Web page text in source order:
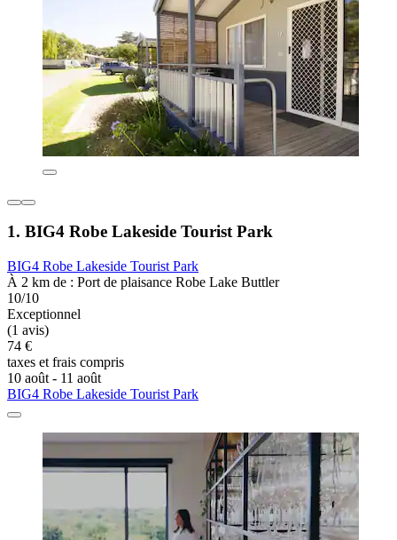
1. BIG4 Robe Lakeside Tourist Park
BIG4 Robe Lakeside Tourist Park
À 2 km de : Port de plaisance Robe Lake Buttler
10/10
Exceptionnel
(1 avis)
74 €
taxes et frais compris
10 août - 11 août
BIG4 Robe Lakeside Tourist Park